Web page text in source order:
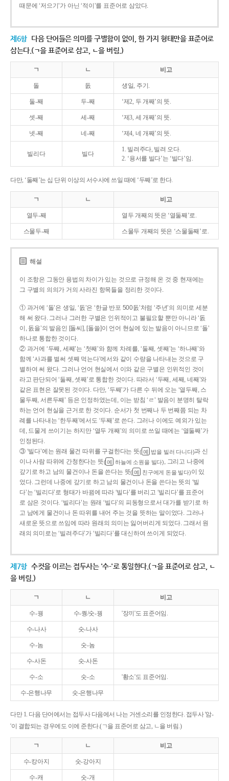
때문에 ‘저으기’가 아닌 ‘적이’를 표준어로 삼았다.
제6항 다음 단어들은 의미를 구별함이 없이, 한 가지 형태만을 표준어로
삼는다.(ㄱ을 표준어로 삼고, ㄴ을 버림.)
ㄱ ㄴ 비고
돌 돐 생일, 주기.
둘-째 두-째 ‘제2, 두 개째’의 뜻.
셋-째 세-째 ‘제3, 세 개째’의 뜻.
넷-째 네-째 ‘제4, 네 개째’의 뜻.
빌리다 빌다
1. 빌려주다, 빌려 오다.
2. ‘용서를 빌다’는 ‘빌다’임.
다만, ‘둘째’는 십 단위 이상의 서수사에 쓰일 때에 ‘두째’로 한다.
ㄱ ㄴ 비고
열두-째 열두 개째의 뜻은 ‘열둘째’로.
스물두-째 스물두 개째의 뜻은 ‘스물둘째’로.
해설
이 조항은 그동안 용법의 차이가 있는 것으로 규정해 온 것 중 현재에는
그 구별의 의의가 거의 사라진 항목들을 정리한 것이다.
① 과거에 ‘돌’은 생일, ‘돐’은 ‘한글 반포 500돐’처럼 ‘주년’의 의미로 세분
해 써 왔다. 그러나 그러한 구별은 인위적이고 불필요할 뿐만 아니라 ‘돐
이, 돐을’의 발음인 [돌씨], [돌쓸]이 언어 현실에 있는 발음이 아니므로 ‘돌’
하나로 통합한 것이다.
② 과거에 ‘두째, 세째’는 ‘첫째’와 함께 차례를, ‘둘째, 셋째’는 ‘하나째’와
함께 ‘사과를 벌써 셋째 먹는다’에서와 같이 수량을 나타내는 것으로 구
별하여 써 왔다. 그러나 언어 현실에서 이와 같은 구별은 인위적인 것이
라고 판단되어 ‘둘째, 셋째’로 통합한 것이다. 따라서 ‘두째, 세째, 네째’와
같은 표현은 잘못된 것이다. 다만, ‘두째’가 다른 수 뒤에 오는 ‘열두째, 스
물두째, 서른두째’ 등은 인정하였는데, 이는 받침 ‘ㄹ’ 발음이 분명히 탈락
하는 언어 현실을 근거로 한 것이다. 순서가 첫 번째나 두 번째쯤 되는 차
례를 나타내는 ‘한두째’에서도 ‘두째’로 쓴다. 그러나 이에도 예외가 있는
데, 드물게 쓰이기는 하지만 ‘열두 개째’의 의미로 쓰일 때에는 ‘열둘째’가
인정된다.
③ ‘빌다’에는 원래 물건 따위를 구걸한다는 뜻( 예 밥을 빌러 다니다)과 신
이나 사람 따위에 간청한다는 뜻( 예 하늘에 소원을 빌다), 그리고 나중에
갚기로 하고 남의 물건이나 돈을 쓴다는 뜻( 예 친구에게 돈을 빌다)이 있
었다. 그런데 나중에 갚기로 하고 남의 물건이나 돈을 쓴다는 뜻의 ‘빌
다’는 ‘빌리다’로 형태가 바뀜에 따라 ‘빌다’를 버리고 ‘빌리다’를 표준어
로 삼은 것이다. ‘빌리다’는 원래 ‘빌다’의 피동형으로서 대가를 받기로 하
고 남에게 물건이나 돈 따위를 내어 주는 것을 뜻하는 말이었다. 그러나
새로운 뜻으로 쓰임에 따라 원래의 의미는 잃어버리게 되었다. 그래서 원
래의 의미로는 ‘빌려주다’가 ‘빌리다’를 대신하여 쓰이게 되었다.
제7항 수컷을 이르는 접두사는 '수-'로 통일한다.(ㄱ을 표준어로 삼고, ㄴ
을 버림.)
ㄱ ㄴ 비고
수-꿩 수-퀑/숫-꿩 '장끼'도 표준어임.
수-나사 숫-나사
수-놈 숫-놈
수-사돈 숫-사돈
수-소 숫-소 '황소'도 표준어임.
수-은행나무 숫-은행나무
다만 1. 다음 단어에서는 접두사 다음에서 나는 거센소리를 인정한다. 접두사 '암-
'이 결합되는 경우에도 이에 준한다.(ㄱ을 표준어로 삼고, ㄴ을 버림.)
ㄱ ㄴ 비고
수-캉아지 숫-강아지
수-캐 숫-개